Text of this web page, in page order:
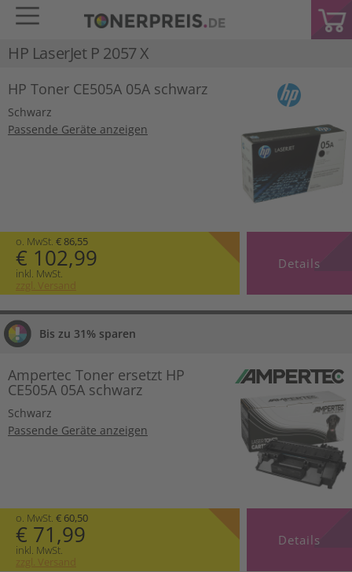
HP LaserJet P 2057 X
HP Toner CE505A 05A schwarz
Schwarz
Passende Geräte anzeigen
o. MwSt. € 86,55
€ 102,99
inkl. MwSt.
zzgl. Versand
Details
Bis zu 31% sparen
Ampertec Toner ersetzt HP
CE505A 05A schwarz
Schwarz
Passende Geräte anzeigen
o. MwSt. € 60,50
€ 71,99
inkl. MwSt.
zzgl. Versand
Details